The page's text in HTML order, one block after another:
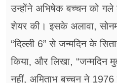
उन्होंने अभिषेक बच्चन को गले
शेयर की। इसके अलावा,
“दिल्ली 6” से जन्मदिन के
किया, और लिखा, “जन्मदिन
नहीं, अमिताभ बच्चन ने